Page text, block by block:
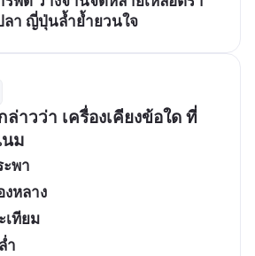
า ญี่ปุ่นล้ำย้ำยวนใจ
าวว่า เครื่องเคียงข้อใด ที่
ม
พา
หลาง
เทียม
ำ